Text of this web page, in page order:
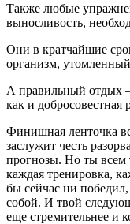
Также любые
выносливость,
Они в кратчайшие
организм,
А правильный отдых
как и
Финишная ленточка
заслужит честь
прогнозы. Но ты всем
каждая тренировка,
бы сейчас ни
собой. И твой
еще стремительнее и